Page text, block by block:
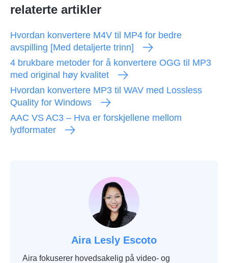
relaterte artikler
Hvordan konvertere M4V til MP4 for bedre
avspilling [Med detaljerte trinn]
4 brukbare metoder for å konvertere OGG til MP3
med original høy kvalitet
Hvordan konvertere MP3 til WAV med Lossless
Quality for Windows
AAC VS AC3 – Hva er forskjellene mellom
lydformater
Aira Lesly Escoto
Aira fokuserer hovedsakelig på video- og